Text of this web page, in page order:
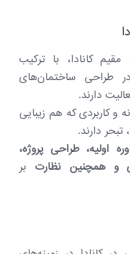
کانادا، با ترکیب
طراحی ساختمان‌های
دارند.
و کاربردی که هم زیبایی
تبحر دارند.
اولیه، طراحی پروژه،
و همچنین نظارت بر